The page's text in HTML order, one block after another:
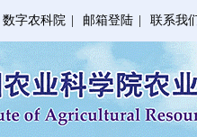
数字农科院 邮箱登陆 联系我